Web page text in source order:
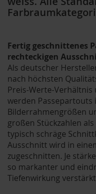
Fertig geschnittenes
rechteckigen
Als deutscher
nach höchsten
Preis-Werte-
werden Passepartouts
Bilderrahmengrößen
großen Stückzahlen
typisch schräge
Ausschnitt wird in
zugeschnitten. Je
so markanter und
Tiefenwirkung